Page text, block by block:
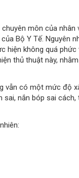
môn của nhân
Bộ Y Tế. Nguyên
hiện không quá
thủ thuật này,
vẫn có một mức độ
nắn bóp sai cách,